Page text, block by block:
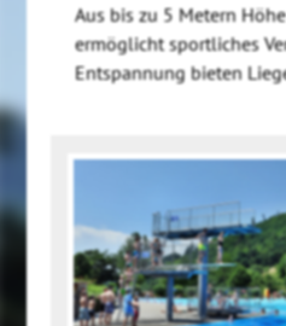
Aus bis zu 5 Metern
ermöglicht sportliches
Entspannung bieten